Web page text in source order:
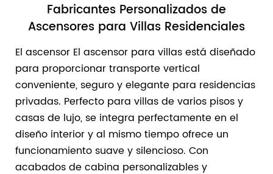
Fabricantes Personalizados de
Ascensores para Villas Residenciales
El ascensor El ascensor para villas está diseñado
para proporcionar transporte vertical
conveniente, seguro y elegante para residencias
privadas. Perfecto para villas de varios pisos y
casas de lujo, se integra perfectamente en el
diseño interior y al mismo tiempo ofrece un
funcionamiento suave y silencioso. Con
acabados de cabina personalizables y